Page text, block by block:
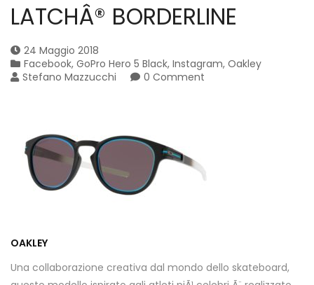
LATCHÂ® BORDERLINE
24 Maggio 2018
Facebook, GoPro Hero 5 Black, Instagram, Oakley
Stefano Mazzucchi
0 Comment
OAKLEY
Una collaborazione creativa dal mondo dello skateboard,